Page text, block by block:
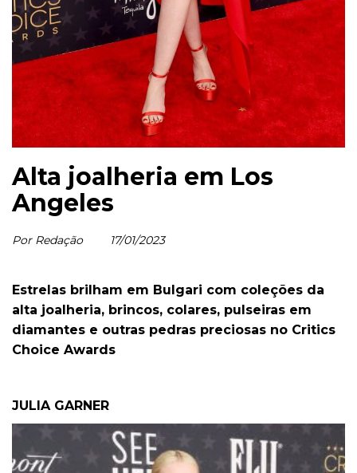
Alta joalheria em Los
Angeles
Por Redação 17/01/2023
Estrelas brilham em Bulgari com coleções da
alta joalheria, brincos, colares, pulseiras em
diamantes e outras pedras preciosas no Critics
Choice Awards
JULIA GARNER